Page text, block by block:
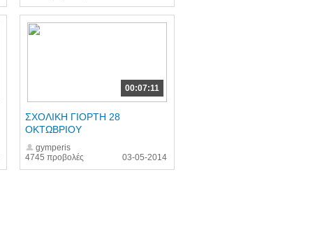
00:07:11
4745 προβολές
ΣΧΟΛΙΚΗ ΓΙΟΡΤΗ 28
ΟΚΤΩΒΡΙΟΥ
gymperis
03-05-2014